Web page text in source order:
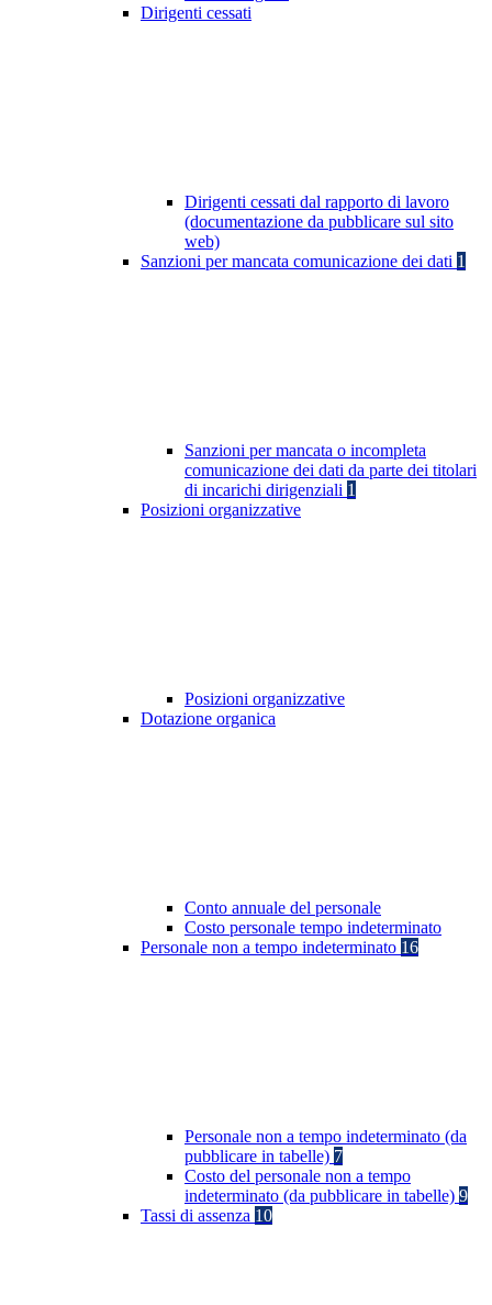
Dirigenti cessati
Dirigenti cessati dal rapporto di lavoro
(documentazione da pubblicare sul sito
web)
Sanzioni per mancata comunicazione dei dati 1
Sanzioni per mancata o incompleta
comunicazione dei dati da parte dei titolari
di incarichi dirigenziali 1
Posizioni organizzative
Posizioni organizzative
Dotazione organica
Conto annuale del personale
Costo personale tempo indeterminato
Personale non a tempo indeterminato 16
Personale non a tempo indeterminato (da
pubblicare in tabelle) 7
Costo del personale non a tempo
indeterminato (da pubblicare in tabelle) 9
Tassi di assenza 10